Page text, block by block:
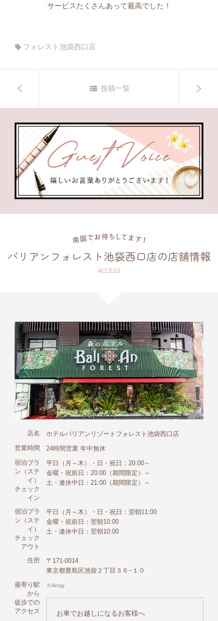
サービスたくさんあって最高でした！
フォレスト池袋西口店
投稿一覧
バリアンフォレスト池袋西口店の店舗情報
ACCESS
店名
ホテルバリアンリゾートフォレスト池袋西口店
営業時間
24時間営業 年中無休
宿泊プラ
ン（ステ
イ）
チェック
イン
平日（月～木）・日・祝日：20:00～
金曜・祝前日：20:00（期間限定）～
土・連休中日：21:00（期間限定）～
宿泊プラ
ン（ステ
イ）
チェック
アウト
平日（月～木）・日・祝日：翌朝11:00
金曜・祝前日：翌朝10:00
土・連休中日：翌朝10:00
住所
〒171-0014
東京都豊島区池袋２丁目３６−１０
最寄り駅
から
徒歩での
アクセス
Array
お車でお越しになるお客様へ